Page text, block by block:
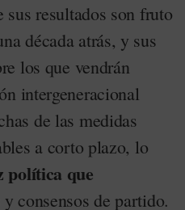
resultados son fruto
década atrás, y sus
los que vendrán
intergeneracional
de las medidas
a corto plazo, lo
política que
y consensos de partido.